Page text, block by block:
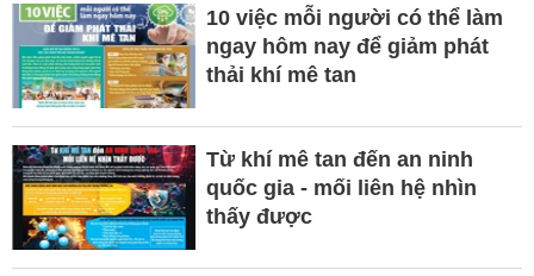
10 việc mỗi người có thể làm
ngay hôm nay để giảm phát
thải khí mê tan
Từ khí mê tan đến an ninh
quốc gia - mối liên hệ nhìn
thấy được